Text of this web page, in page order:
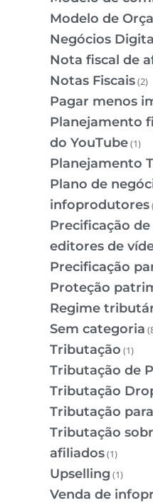
Modelo de
Negócios
Nota fiscal de
Notas Fiscais(2)
Pagar menos
Planejamento
do YouTube(1)
Planejamento
Plano de
infoprodutores
Precificação
editores de
Precificação
Proteção
Regime
Sem categoria
Tributação (1)
Tributação de
Tributação
Tributação
Tributação
afiliados(1)
Upselling (1)
Venda de